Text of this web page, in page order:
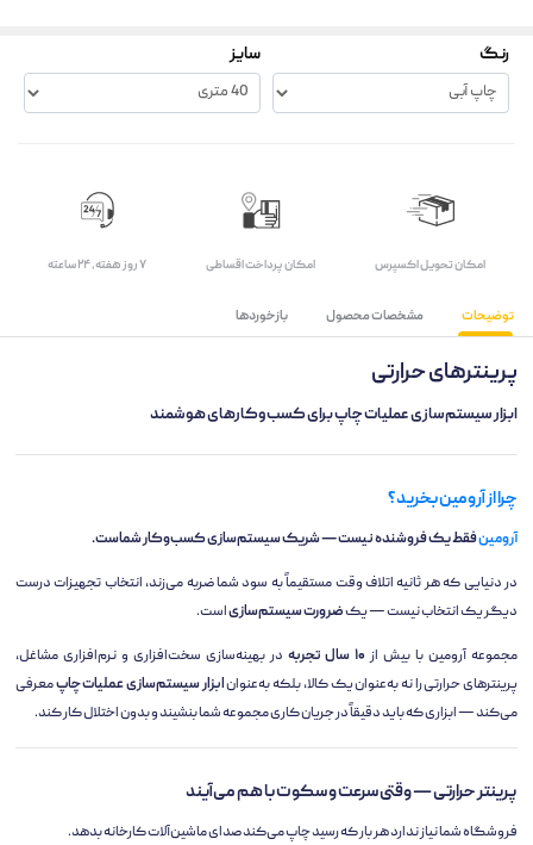
رنگ سایز
اﻣﮑﺎن ﺗﺤﻮﯾﻞ اﮐﺴﭙﺮس امکان پرداخت اقساطی ۷ روز ﻫﻔﺘﻪ، ۲۴ ﺳﺎﻋﺘﻪ
توضیحات مشخصات محصول بازخوردها
پرینترهای حرارتی
ابزار سیستم‌سازی عملیات چاپ برای کسب‌وکارهای هوشمند
چرا از آرومین بخرید؟
آرومینفقط یک فروشنده نیست — شریک سیستم‌سازی کسب‌وکار شماست.
در دنیایی که هر ثانیه اتلاف وقت مستقیماً به سود شما ضربه می‌زند، انتخاب تجهیزات درست
دیگر یک انتخاب نیست — یکضرورت سیستم‌سازیاست.
مجموعه آرومین با بیش از ۱۰ سال تجربه
در بهینه‌سازی سخت‌افزاری و نرم‌افزاری مشاغل،
پرینترهای حرارتی را نه به‌عنوان یک کالا، بلکه به‌عنوانابزار سیستم‌سازی عملیات چاپمعرفی
می‌کند — ابزاری که باید دقیقاً در جریان کاری مجموعه شما بنشیند و بدون اختلال کار کند.
پرینتر حرارتی — وقتی سرعت و سکوت با هم می‌آیند
فروشگاه شما نیاز ندارد هر بار که رسید چاپ می‌کند صدای ماشین‌آلات کارخانه بدهد.